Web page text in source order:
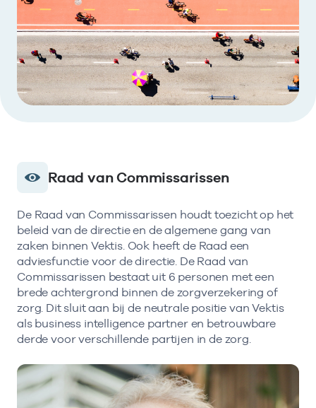
Zoeken in AGB-register
Vind de actuele gegevens van een
zorgaanbieder of onderneming.
Zoek nu
Kortdurende zorg
Langdurige zorg
Zorg in de regio
Bekijk de openbare rapporten per thema of
log in voor de besloten rapporten op
Zorgprisma.nl.
Naar openbare rapporten
Retourcodezoeker
Bekijk het aanbod
Naar hulp
Raad van Commissarissen
De Raad van Commissarissen houdt toezicht op het
beleid van de directie en de algemene gang van
zaken binnen Vektis. Ook heeft de Raad een
adviesfunctie voor de directie. De Raad van
Commissarissen bestaat uit 6 personen met een
brede achtergrond binnen de zorgverzekering of
zorg. Dit sluit aan bij de neutrale positie van Vektis
als business intelligence partner en betrouwbare
derde voor verschillende partijen in de zorg.